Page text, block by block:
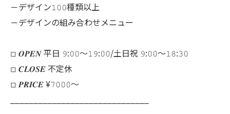
－デザイン𝟷𝟶𝟶種類以上
－デザインの組み合わせメニュー
◽︎ 𝑶𝑷𝑬𝑵 平日 𝟿:𝟶𝟶～𝟷𝟿:𝟶𝟶/土日祝 𝟿:𝟶𝟶～𝟷𝟾:𝟹𝟶
◽︎ 𝑪𝑳𝑶𝑺𝑬 不定休
◽︎ 𝑷𝑹𝑰𝑪𝑬 ¥𝟽𝟶𝟶𝟶～